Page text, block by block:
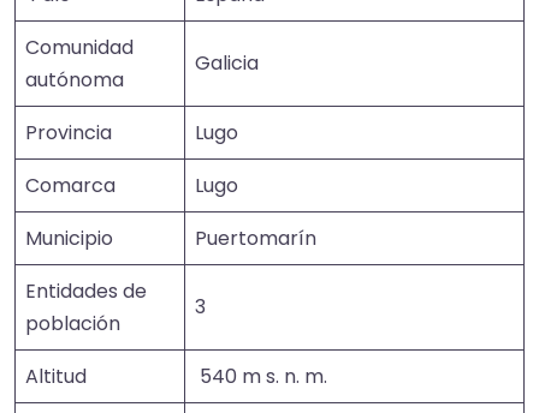
Comunidad
autónoma
Galicia
Provincia
Lugo
Comarca
Lugo
Municipio
Puertomarín
Entidades de
población
3
Altitud
540 m s. n. m.